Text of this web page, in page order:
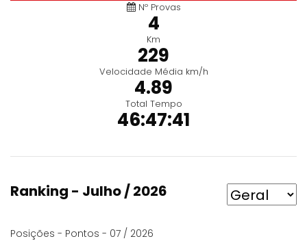
Nº Provas
4
Km
229
Velocidade Média km/h
4.89
Total Tempo
46:47:41
Ranking - Julho / 2026
Posições - Pontos - 07 / 2026